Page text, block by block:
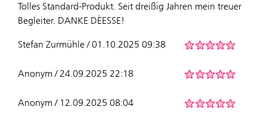
Tolles Standard-Produkt. Seit dreißig Jahren mein treuer
Begleiter. DANKE DÈESSE!
Stefan Zurmühle / 01.10.2025 09:38
Anonym / 24.09.2025 22:18
Anonym / 12.09.2025 08:04